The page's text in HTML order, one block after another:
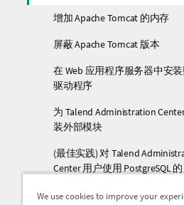
增加 Apache Tomcat 的内存
屏蔽 Apache Tomcat 版本
在 Web 应用程序服务器中安
驱动程序
为 Talend Administration
装外部模块
(最佳实践) 对 Talend
Center 用户使用 PostgreSQL 的
配置 Tomcat 使用代理服务器
We use cookies to improve your